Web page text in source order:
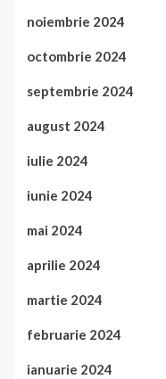
noiembrie 2024
octombrie 2024
septembrie 2024
august 2024
iulie 2024
iunie 2024
mai 2024
aprilie 2024
martie 2024
februarie 2024
ianuarie 2024